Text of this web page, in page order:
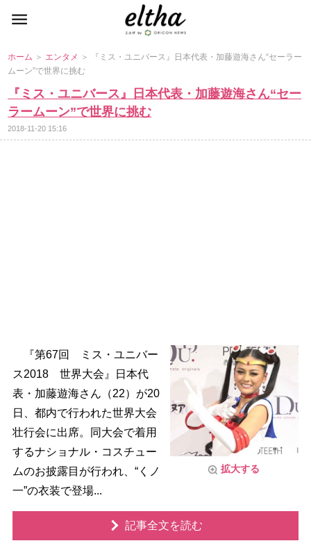
ホーム ＞ エンタメ ＞ 『ミス・ユニバース』日本代表・加藤遊海さん“セーラー
ムーン”で世界に挑む
『ミス・ユニバース』日本代表・加藤遊海さん“セー
ラームーン”で世界に挑む
2018-11-20 15:16
拡大する
『第67回 ミス・ユニバー
ス2018 世界大会』日本代
表・加藤遊海さん（22）が20
日、都内で行われた世界大会
壮行会に出席。同大会で着用
するナショナル・コスチュー
ムのお披露目が行われ、“くノ
一”の衣装で登場...
記事全文を読む